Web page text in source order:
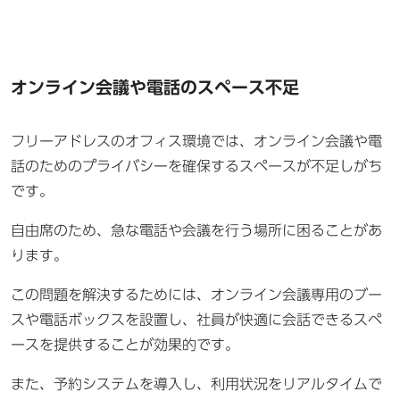
オンライン会議や電話のスペース不足
フリーアドレスのオフィス環境では、オンライン会議や電
話のためのプライバシーを確保するスペースが不足しがち
です。
自由席のため、急な電話や会議を行う場所に困ることがあ
ります。
この問題を解決するためには、オンライン会議専用のブー
スや電話ボックスを設置し、社員が快適に会話できるスペ
ースを提供することが効果的です。
また、予約システムを導入し、利用状況をリアルタイムで